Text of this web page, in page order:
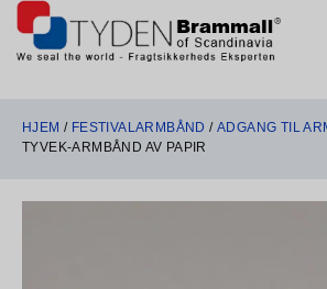
HJEM / FESTIVALARMBÅND /ADGANG TIL
TYVEK-ARMBÅND AV PAPIR